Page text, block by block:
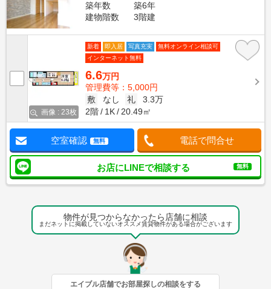
築年数
築6年
建物階数
3階建
画像 : 23枚
新着 即入居 写真充実
無料オンライン相談可
インターネット無料
6.6万円
管理費等：5,000円
敷
なし 礼
3.3万
2階
1K 20.49㎡
空室確認 無料 電話で問合せ
お店にLINEで相談する 無料
物件が見つからなかったら店舗に相談
まだネットに掲載していないオススメ賃貸物件がある場合がございます
エイブル店舗でお部屋探しの相談をする